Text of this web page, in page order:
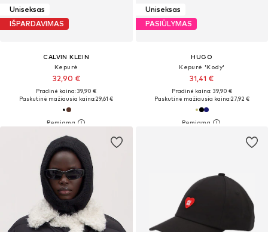
Uniseksas
IŠPARDAVIMAS
CALVIN KLEIN
Kepurė
32,90 €
Pradinė kaina: 39,90 €
Paskutinė mažiausia kaina:29,61 €
Uniseksas
PASIŪLYMAS
HUGO
Kepurė 'Kody'
31,41 €
Pradinė kaina: 39,90 €
Paskutinė mažiausia kaina:27,92 €